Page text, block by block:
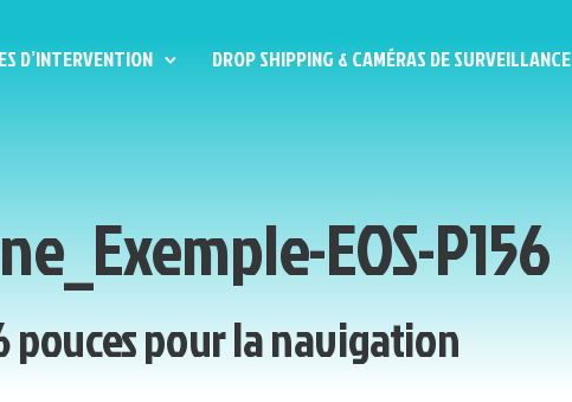
D’INTERVENTION DROP SHIPPING & CAMÉRAS DE SURVEILLANCE
EOS-P156
pouces pour la navigation